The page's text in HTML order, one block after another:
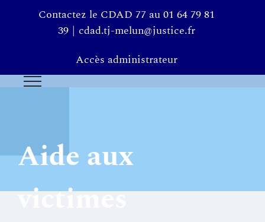
Contactez le CDAD 77 au 01 64 79 81
39 | cdad.tj-melun@justice.fr
Accès administrateur
Aide aux
victimes